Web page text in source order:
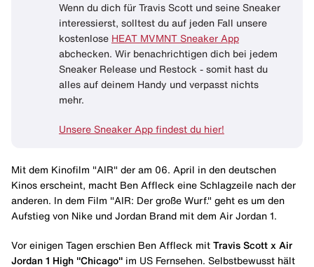
Wenn du dich für Travis Scott und seine Sneaker
interessierst, solltest du auf jeden Fall unsere
kostenlose HEAT MVMNT Sneaker App
abchecken. Wir benachrichtigen dich bei jedem
Sneaker Release und Restock - somit hast du
alles auf deinem Handy und verpasst nichts
mehr.
Unsere Sneaker App findest du hier!
Mit dem Kinofilm "AIR" der am 06. April in den deutschen
Kinos erscheint, macht Ben Affleck eine Schlagzeile nach der
anderen. In dem Film "AIR: Der große Wurf." geht es um den
Aufstieg von Nike und Jordan Brand mit dem Air Jordan 1.
Vor einigen Tagen erschien Ben Affleck mit Travis Scott x Air
Jordan 1 High "Chicago" im US Fernsehen. Selbstbewusst hält